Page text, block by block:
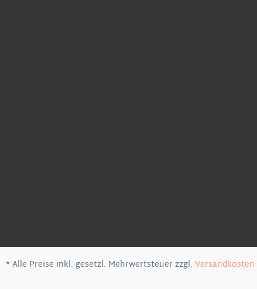
* Alle Preise inkl. gesetzl. Mehrwertsteuer zzgl. Versandkosten